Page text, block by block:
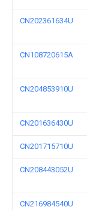
CN202361634U
CN108720615A
CN204853910U
CN201636430U
CN201715710U
CN208443052U
CN216984540U